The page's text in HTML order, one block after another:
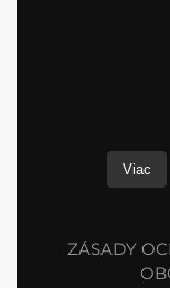
Viac
ZÁSADY